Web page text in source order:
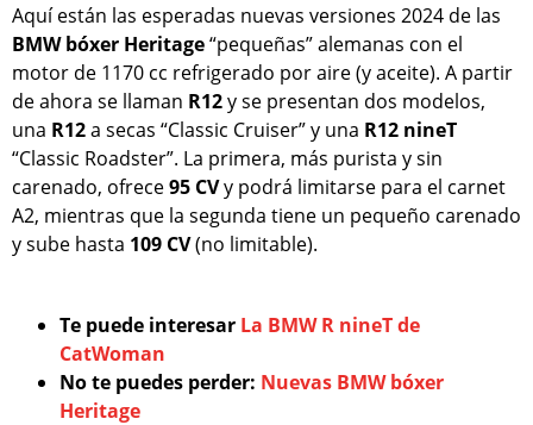
Aquí están las esperadas nuevas versiones 2024 de las
BMW bóxer Heritage“pequeñas” alemanas con el
motor de 1170 cc refrigerado por aire (y aceite). A partir
de ahora se llaman R12y se presentan dos modelos,
una R12a secas “Classic Cruiser” y una R12 nineT
“Classic Roadster”. La primera, más purista y sin
carenado, ofrece95 CVy podrá limitarse para el carnet
A2, mientras que la segunda tiene un pequeño carenado
y sube hasta 109 CV(no limitable).
Te puede interesar La BMW R nineT de
CatWoman
No te puedes perder: Nuevas BMW bóxer
Heritage